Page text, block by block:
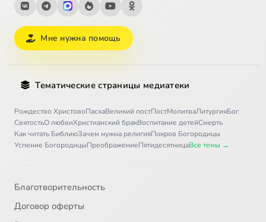
Мне нужна помощь
Тематические страницы медиатеки
Рождество ХристовоПасхаВеликий постПостМолитваЛитургияБог
СвятостьО любвиХристианский бракВоспитание детейСмерть
Как читать БиблиюЗачем нужна религияПокров Богородицы
Успение БогородицыПреображениеПятидесятницаВсе темы →
Благотворительность
Договор оферты